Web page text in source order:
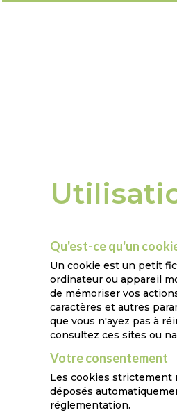
Qu'est-ce qu'un
Un cookie est un petit
ordinateur ou appareil
de mémoriser vos
caractères et autres
que vous n'ayez pas à
consultez ces sites ou
Votre consentement
Les cookies strictement
déposés
réglementation.